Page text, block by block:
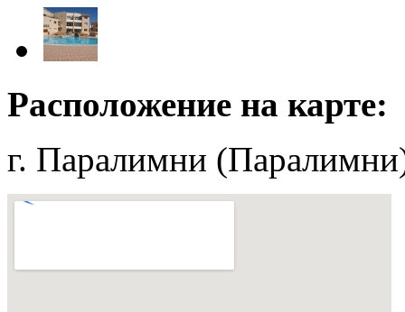
Расположение на карте:
г. Паралимни